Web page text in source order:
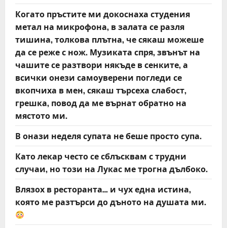
Когато пръстите ми докоснаха студения
метал на микрофона, в залата се разля
тишина, толкова плътна, че сякаш можеше
да се реже с нож. Музиката спря, звънът на
чашите се разтвори някъде в сенките, а
всички онези самоуверени погледи се
вкопчиха в мен, сякаш търсеха слабост,
грешка, повод да ме върнат обратно на
мястото ми.
В онази неделя супата не беше просто супа.
Като лекар често се сблъсквам с трудни
случаи, но този на Лукас ме трогна дълбоко.
Влязох в ресторанта… и чух една истина,
която ме разтърси до дъното на душата ми.